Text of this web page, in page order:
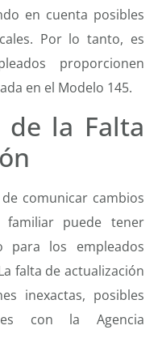
en cuenta posibles
Por lo tanto, es
proporcionen
en el Modelo 145.
de la Falta
comunicar cambios
puede tener
para los empleados
falta de actualización
inexactas, posibles
con la Agencia